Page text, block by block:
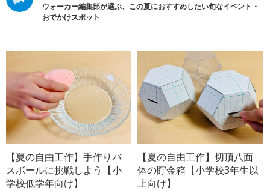
ウォーカー編集部が選ぶ、この夏におすすめしたい旬なイベント・
おでかけスポット
【夏の自由工作】手作りバ
スボールに挑戦しよう【小
学校低学年向け】
【夏の自由工作】切頂八面
体の貯金箱【小学校3年生以
上向け】